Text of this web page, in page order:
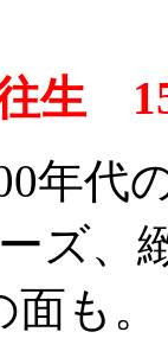
往生
年代
ズ、
も。